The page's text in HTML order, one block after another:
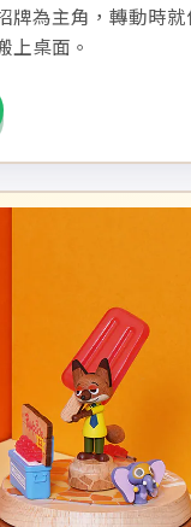
牌為主角，轉動時
上桌面。